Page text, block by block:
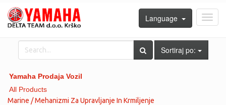
Language
Sortiraj po:
Yamaha Prodaja Vozil
All Products
Marine / Mehanizmi Za Upravljanje In Krmiljenje